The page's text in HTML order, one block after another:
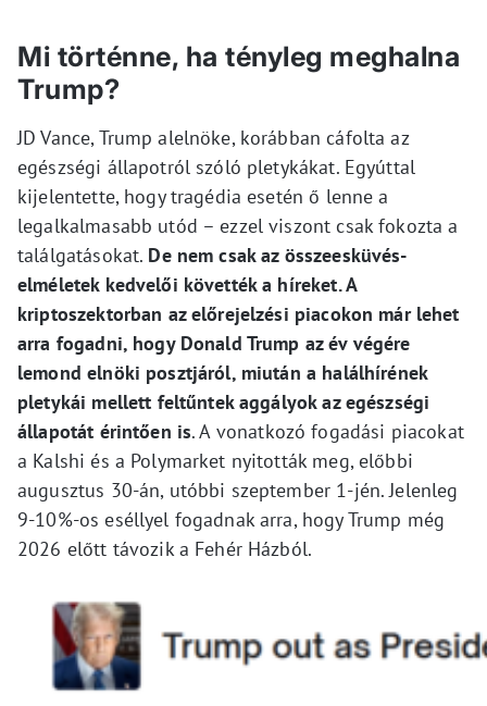
Mi történne, ha tényleg meghalna
Trump?
JD Vance, Trump alelnöke, korábban cáfolta az
egészségi állapotról szóló pletykákat. Egyúttal
kijelentette, hogy tragédia esetén ő lenne a
legalkalmasabb utód – ezzel viszont csak fokozta a
találgatásokat. De nem csak az összeesküvés-
elméletek kedvelői követték a híreket. A
kriptoszektorban az előrejelzési piacokon már lehet
arra fogadni, hogy Donald Trump az év végére
lemond elnöki posztjáról, miután a halálhírének
pletykái mellett feltűntek aggályok az egészségi
állapotát érintően is. A vonatkozó fogadási piacokat
a Kalshi és a Polymarket nyitották meg, előbbi
augusztus 30-án, utóbbi szeptember 1-jén. Jelenleg
9-10%-os eséllyel fogadnak arra, hogy Trump még
2026 előtt távozik a Fehér Házból.